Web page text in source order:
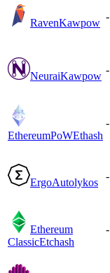
RavenKawpow
-
NeuraiKawpow
-
EthereumPoWEthash
-
ErgoAutolykos
-
Ethereum
ClassicEtchash
-